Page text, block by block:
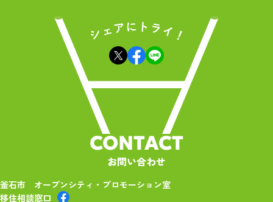
CONTACT
お問い合わせ
釜石市 オープンシティ・プロモーション室
移住相談窓口